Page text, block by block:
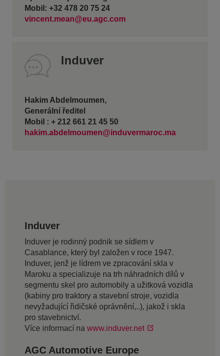
Mobil: +32 478 20 75 24
vincent.mean@eu.agc.com
Induver
Hakim Abdelmoumen,
Generální ředitel
Mobil : + 212 661 21 45 50
hakim.abdelmoumen@induvermaroc.ma
Induver
Induver je rodinný podnik se sídlem v
Casablance, který byl založen v roce 1947.
Induver, jenž je lídrem ve zpracování skla v
Maroku a specializuje na trh náhradních dílů v
segmentu skel pro automobily a užitková vozidla
(kabiny pro traktory a stavební stroje, vozidla
nevyžadující řidičské oprávnění,..), jakož i skla
pro stavebnictví.
Více informací na www.induver.net
AGC Automotive Europe